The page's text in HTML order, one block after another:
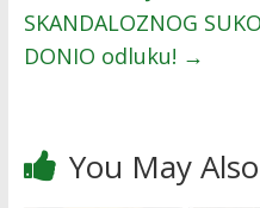
SKANDALOZNOG
DONIO odluku! →
You May